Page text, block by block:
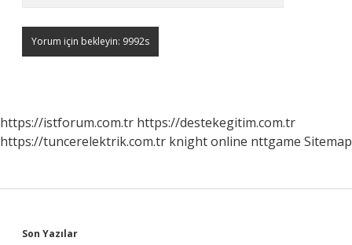
https://istforum.com.tr https://destekegitim.com.tr
https://tuncerelektrik.com.tr knight online nttgame Sitemap
Son Yazılar